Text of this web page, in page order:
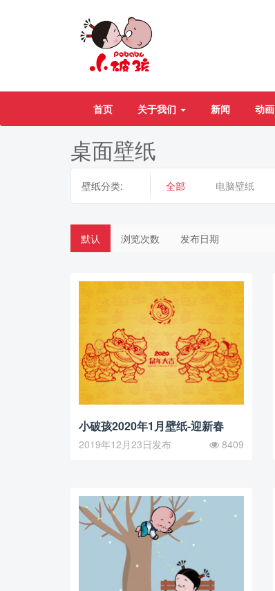
首页 关于我们 新闻 动画
桌面壁纸
壁纸分类: 全部 电脑壁纸
默认 浏览次数 发布日期
小破孩2020年1月壁纸-迎新春
2019年12月23日发布 8409